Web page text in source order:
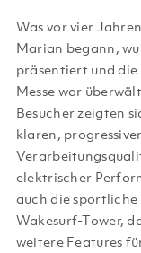
Was vor vier
Marian begann,
präsentiert und die
Messe war
Besucher zeigten
klaren,
elektrischer
auch die sportliche
Wakesurf-Tower,
weitere Features